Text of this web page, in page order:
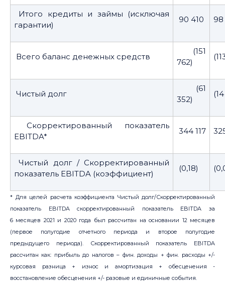
Итого кредиты и займы (исключая
гарантии)
90 410 98
Всего баланс денежных средств
(151
762)
Чистый долг
(61
352)
Скорректированный показатель
EBITDA*
344 117
Чистый долг / Скорректированный
показатель EBITDA (коэффициент)
(0,18)
* Для целей расчета коэффициента Чистый долг/Скорректированный
показатель EBITDA скорректированный показатель EBITDA за
6 месяцев 2021 и 2020 года был рассчитан на основании 12 месяцев
(первое полугодие отчетного периода и второе полугодие
предыдущего периода). Скорректированный показатель EBITDA
рассчитан как: прибыль до налогов – фин. доходы + фин. расходы +/-
курсовая разница + износ и амортизация + обесценения -
восстановление обесценения +/- разовые и единичные события.